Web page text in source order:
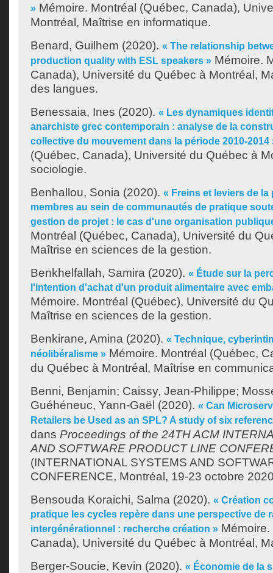
» Mémoire. Montréal (Québec, Canada),
Montréal, Maîtrise en informatique.
Benard, Guilhem (2020). « The relationship
production quality with ESL speakers » Mémoire.
Canada), Université du Québec à Montréal,
des langues.
Benessaia, Ines (2020). « Les dynamiques
anarchiste grec contemporain : analyse de la
collective du mouvement dans la période 2010-2014
(Québec, Canada), Université du Québec à
sociologie.
Benhallou, Sonia (2020). « Freins et leviers de
membres au sein de communautés de pratique
gestion de projet : le cas d'une organisation
Montréal (Québec, Canada), Université du
Maîtrise en sciences de la gestion.
Benkhelfallah, Samira (2020). « Étude sur la
l'intention d'achat d'un produit alimentaire avec
Mémoire. Montréal (Québec), Université du
Maîtrise en sciences de la gestion.
Benkirane, Amina (2020). « Technique,
néolibéralisme » Mémoire. Montréal (Québec,
du Québec à Montréal, Maîtrise en
Benni, Benjamin; Caissy, Jean-Philippe;
Guéhéneuc, Yann-Gaël (2020). « Can
Retailers be Used as an SPL? A study of six
dans Proceedings of the 24TH ACM
AND SOFTWARE PRODUCT LINE
(INTERNATIONAL SYSTEMS AND
CONFERENCE, Montréal, 19-23 octobre
Bensouda Koraichi, Salma (2020). « Création
pratique les cycles repère dans une perspective de
intergénérationnel : recherche création »
Canada), Université du Québec à Montréal,
Berger-Soucie, Kevin (2020). « Économie de la